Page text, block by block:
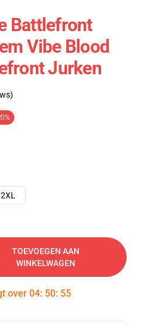
Battlefront
Vibe Blood
Jurken
2XL
TOEVOEGEN AAN
WINKELWAGEN
over 04: 50: 54